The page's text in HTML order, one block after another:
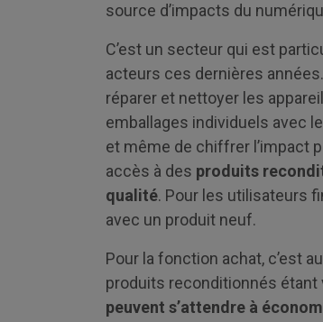
source d’impacts du
C’est un secteur qui est
acteurs ces dernières
réparer et nettoyer les
emballages individuels avec
et même de chiffrer l’impact
accès à des produits
qualité. Pour les utilisateurs
avec un produit neuf.
Pour la fonction achat, c’est
produits reconditionnés étant
peuvent s’attendre à